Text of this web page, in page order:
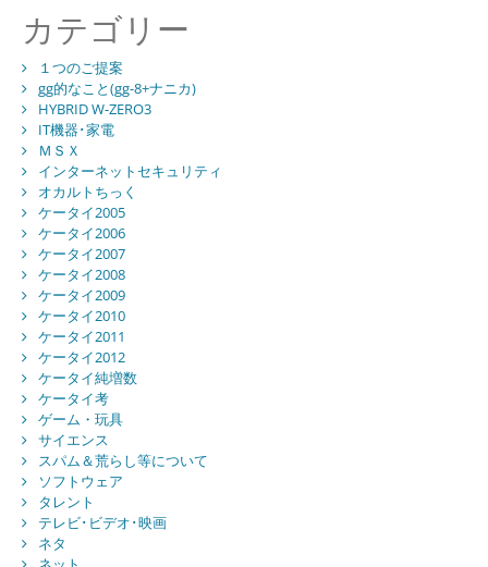
カテゴリー
１つのご提案
gg的なこと(gg-8+ナニカ)
HYBRID W-ZERO3
IT機器･家電
ＭＳＸ
インターネットセキュリティ
オカルトちっく
ケータイ2005
ケータイ2006
ケータイ2007
ケータイ2008
ケータイ2009
ケータイ2010
ケータイ2011
ケータイ2012
ケータイ純増数
ケータイ考
ゲーム・玩具
サイエンス
スパム＆荒らし等について
ソフトウェア
タレント
テレビ･ビデオ･映画
ネタ